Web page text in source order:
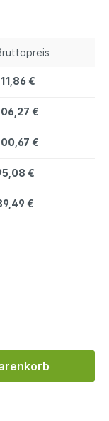
€
€
€
€
€